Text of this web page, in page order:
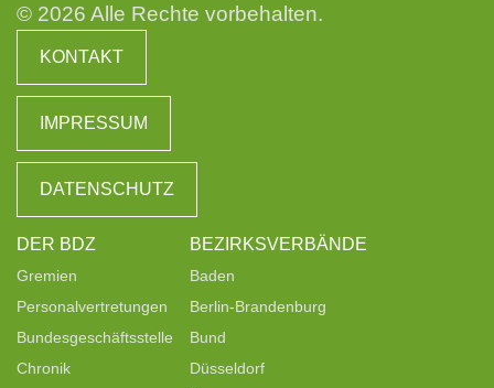
© 2026 Alle Rechte vorbehalten.
KONTAKT
IMPRESSUM
DATENSCHUTZ
DER BDZ
Gremien
Personalvertretungen
Bundesgeschäftsstelle
Chronik
BEZIRKSVERBÄNDE
Baden
Berlin-Brandenburg
Bund
Düsseldorf